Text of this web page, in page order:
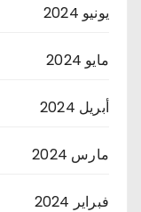
يونيو 2024
مايو 2024
أبريل 2024
مارس 2024
فبراير 2024